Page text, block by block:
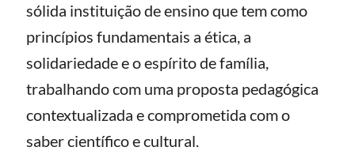
sólida instituição de ensino que tem como
princípios fundamentais a ética, a
solidariedade e o espírito de família,
trabalhando com uma proposta pedagógica
contextualizada e comprometida com o
saber científico e cultural.